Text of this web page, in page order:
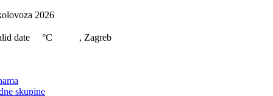
Skip
content
2026
date °C , Zagreb
skupine